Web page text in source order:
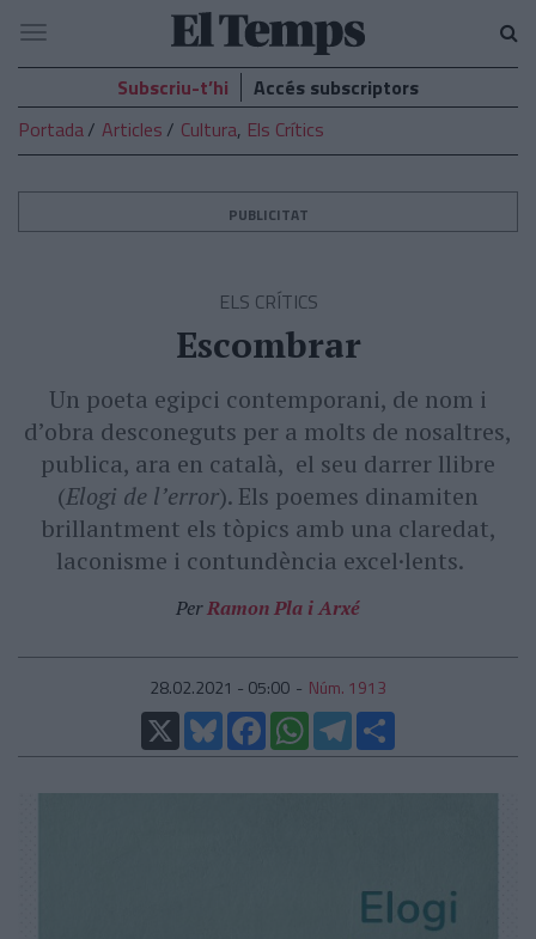
El
Temps
Navegació
Subscriu-t’hi
Accés subscriptors
Portada
Articles Cultura, Els Crítics
PUBLICITAT
ELS CRÍTICS
Escombrar
Un poeta egipci contemporani, de nom i
d’obra desconeguts per a molts de nosaltres,
publica, ara en català, el seu darrer llibre
(Elogi de l’error). Els poemes dinamiten
brillantment els tòpics amb una claredat,
laconisme i contundència excel·lents.
PerRamon Pla i Arxé
28.02.2021 - 05:00
Núm. 1913
X
BlueskyFacebookWhatsAppTelegram